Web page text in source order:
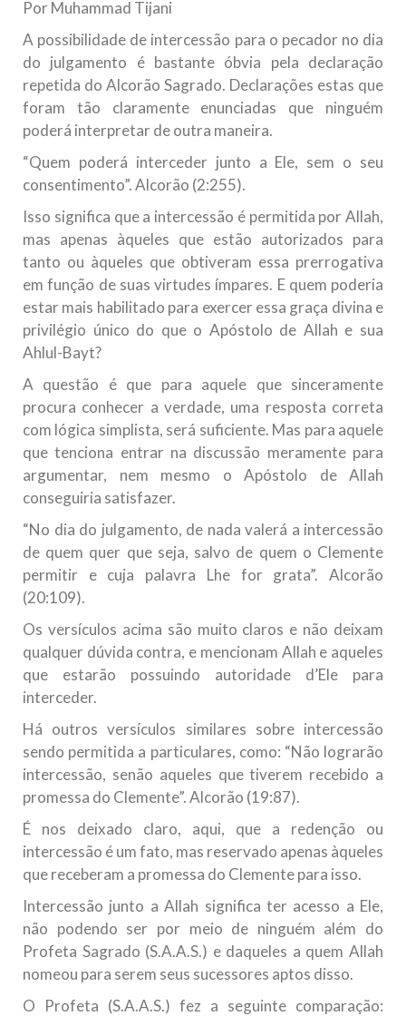
10 DE NOVEMBRO DE 2013
Falecimento do Imam Ali Ibn Al-Hussein
(A.S.)
Em nome de Deus, o Clemente, o Misericordioso! Diante da
muçulmanos, o Imam Ali Ibn Al-Hussein Ibn Ali Ibn Abi Táleb
(A.S.), conhecido por “Zein Al-Ábidin” (Formosura
NOTÍCIAS
Centro Islâmico no Brasil recebe o ex-
ministro das Relações Exteriores da
República Islâmica do Irã
Na noite da quinta-feira, 03 de Abril, o Centro Islâmico no
Brasil recebeu em sua sede, em São Paulo, o ex-ministro das
Relações Exteriores da República Islâmica do Irã, Sr. Kamal
Kharrazi, que encontra-se visitando
Por Muhammad Tijani
A possibilidade de intercessão para o pecador no dia
do julgamento é bastante óbvia pela declaração
repetida do Alcorão Sagrado. Declarações estas que
foram tão claramente enunciadas que ninguém
poderá interpretar de outra maneira.
“Quem poderá interceder junto a Ele, sem o seu
consentimento”. Alcorão (2:255).
Isso significa que a intercessão é permitida por Allah,
mas apenas àqueles que estão autorizados para
tanto ou àqueles que obtiveram essa prerrogativa
em função de suas virtudes ímpares. E quem poderia
estar mais habilitado para exercer essa graça divina e
privilégio único do que o Apóstolo de Allah e sua
Ahlul-Bayt?
A questão é que para aquele que sinceramente
procura conhecer a verdade, uma resposta correta
com lógica simplista, será suficiente. Mas para aquele
que tenciona entrar na discussão meramente para
argumentar, nem mesmo o Apóstolo de Allah
conseguiria satisfazer.
“No dia do julgamento, de nada valerá a intercessão
de quem quer que seja, salvo de quem o Clemente
permitir e cuja palavra Lhe for grata”. Alcorão
(20:109).
Os versículos acima são muito claros e não deixam
qualquer dúvida contra, e mencionam Allah e aqueles
que estarão possuindo autoridade d’Ele para
interceder.
Há outros versículos similares sobre intercessão
sendo permitida a particulares, como: “Não lograrão
intercessão, senão aqueles que tiverem recebido a
promessa do Clemente”. Alcorão (19:87).
É nos deixado claro, aqui, que a redenção ou
intercessão é um fato, mas reservado apenas àqueles
que receberam a promessa do Clemente para isso.
Intercessão junto a Allah significa ter acesso a Ele,
não podendo ser por meio de ninguém além do
Profeta Sagrado (S.A.A.S.) e daqueles a quem Allah
nomeou para serem seus sucessores aptos disso.
O Profeta (S.A.A.S.) fez a seguinte comparação: